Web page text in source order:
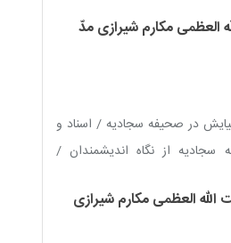
در برابر آن تسلیم هستم
العظمی مکارم شیرازی مدّ
در صحیفه سجادیه / اسناد و
از نگاه اندیشمندان /
مهارت ارتباط با خدا / بهترین
امروز
العظمی مکارم شیرازی